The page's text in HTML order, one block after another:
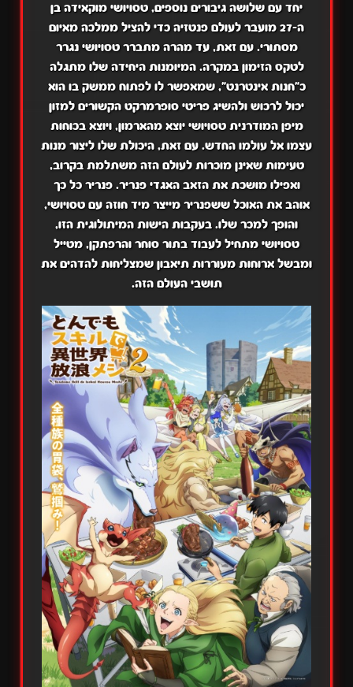
יחד עם שלושה גיבורים נוספים, טסויושי מוקאידה בן
ה-27 מועבר לעולם פנטזיה כדי להציל ממלכה מאיום
מסתורי. עם זאת, עד מהרה מתברר טסויושי נגרר
לטקס הזימון במקרה. המיומנות היחידה שלו מתגלה
כ"חנות אינטרנט", שמאפשר לו לפתוח ממשק בו הוא
יכול לרכוש ולהשיג פריטי סופרמרקט הקשורים למזון
מיפן המודרנית טסויושי יוצא מהארמון, ויוצא בכוחות
עצמו אל עולמו החדש. עם זאת, היכולת שלו ליצור מנות
טעימות שאינן מוכרות לעולם הזה משתלמת בקרוב,
ואפילו מושכת את הזאב האגדי פנריר. פנריר כל כך
אוהב את האוכל ששפנריר מייצר מיד חוזה עם טסויושי,
והופך למכר שלו. בעקבות הישות המיתולוגית הזו,
טסויושי מתחיל לעבוד בתור סוחר והרפתקן, מטייל
ומבשל ארוחות מעוררות תיאבון שמצליחות להדהים את
תושבי העולם הזה.